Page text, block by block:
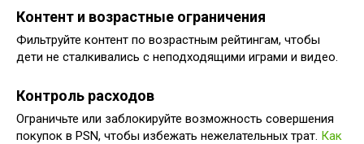
Контент и возрастные ограничения
Фильтруйте контент по возрастным рейтингам, чтобы
дети не сталкивались с неподходящими играми и видео.
Контроль расходов
Ограничьте или заблокируйте возможность совершения
покупок в PSN, чтобы избежать нежелательных трат. Как